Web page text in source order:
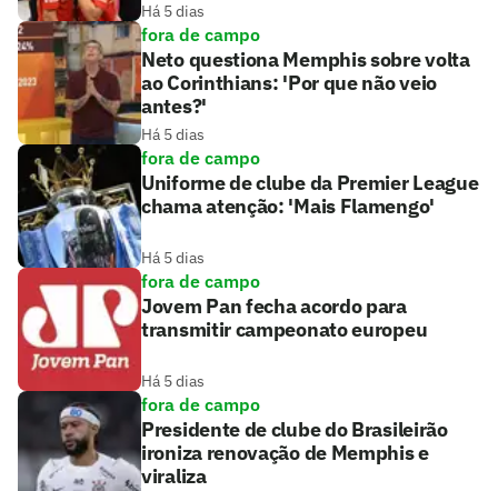
Há 5 dias
fora de campo
Neto questiona Memphis sobre volta
ao Corinthians: 'Por que não veio
antes?'
Há 5 dias
fora de campo
Uniforme de clube da Premier League
chama atenção: 'Mais Flamengo'
Há 5 dias
fora de campo
Jovem Pan fecha acordo para
transmitir campeonato europeu
Há 5 dias
fora de campo
Presidente de clube do Brasileirão
ironiza renovação de Memphis e
viraliza